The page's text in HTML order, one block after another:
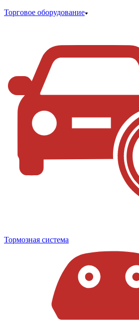
Торговое оборудование
Тормозная система